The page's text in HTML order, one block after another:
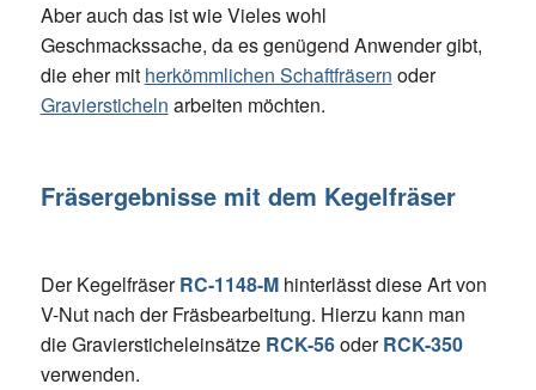
Aber auch das ist wie Vieles wohl
Geschmackssache, da es genügend Anwender gibt,
die eher mit herkömmlichen Schaftfräsern oder
Graviersticheln arbeiten möchten.
Fräsergebnisse mit dem Kegelfräser
Der KegelfräserRC-1148-Mhinterlässt diese Art von
V-Nut nach der Fräsbearbeitung. Hierzu kann man
die Graviersticheleinsätze RCK-56oderRCK-350
verwenden.